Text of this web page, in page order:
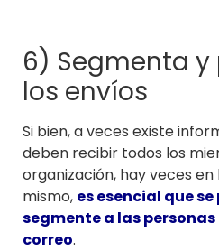
6) Segmenta y
los envíos
Si bien, a veces existe
deben recibir todos los
organización, hay veces en
mismo, es esencial que
segmente a las
correo.